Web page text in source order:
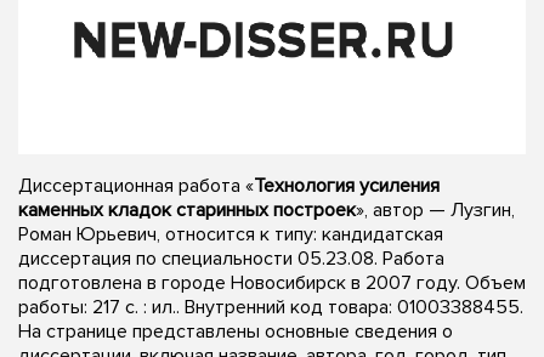
Диссертационная работа «Технология усиления
каменных кладок старинных построек», автор — Лузгин,
Роман Юрьевич, относится к типу: кандидатская
диссертация по специальности 05.23.08. Работа
подготовлена в городе Новосибирск в 2007 году. Объем
работы: 217 с. : ил.. Внутренний код товара: 01003388455.
На странице представлены основные сведения о